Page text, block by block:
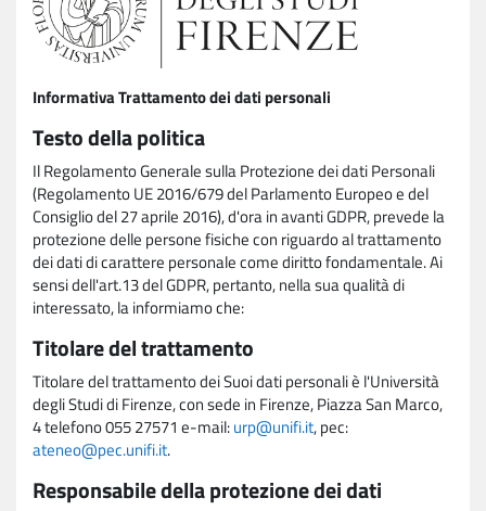
Informativa Trattamento dei dati personali
Testo della politica
Il Regolamento Generale sulla Protezione dei dati Personali
(Regolamento UE 2016/679 del Parlamento Europeo e del
Consiglio del 27 aprile 2016), d'ora in avanti GDPR, prevede la
protezione delle persone fisiche con riguardo al trattamento
dei dati di carattere personale come diritto fondamentale. Ai
sensi dell'art.13 del GDPR, pertanto, nella sua qualità di
interessato, la informiamo che:
Titolare del trattamento
Titolare del trattamento dei Suoi dati personali è l'Università
degli Studi di Firenze, con sede in Firenze, Piazza San Marco,
4 telefono 055 27571 e-mail:urp@unifi.it, pec:
ateneo@pec.unifi.it.
Responsabile della protezione dei dati